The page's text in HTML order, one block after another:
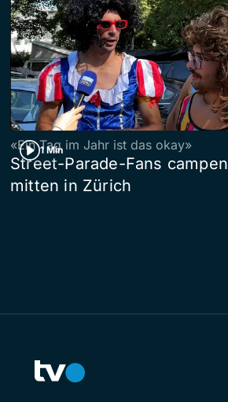
1 Min
«Ein Tag im Jahr ist das okay»
Street-Parade-Fans campen
mitten in Zürich